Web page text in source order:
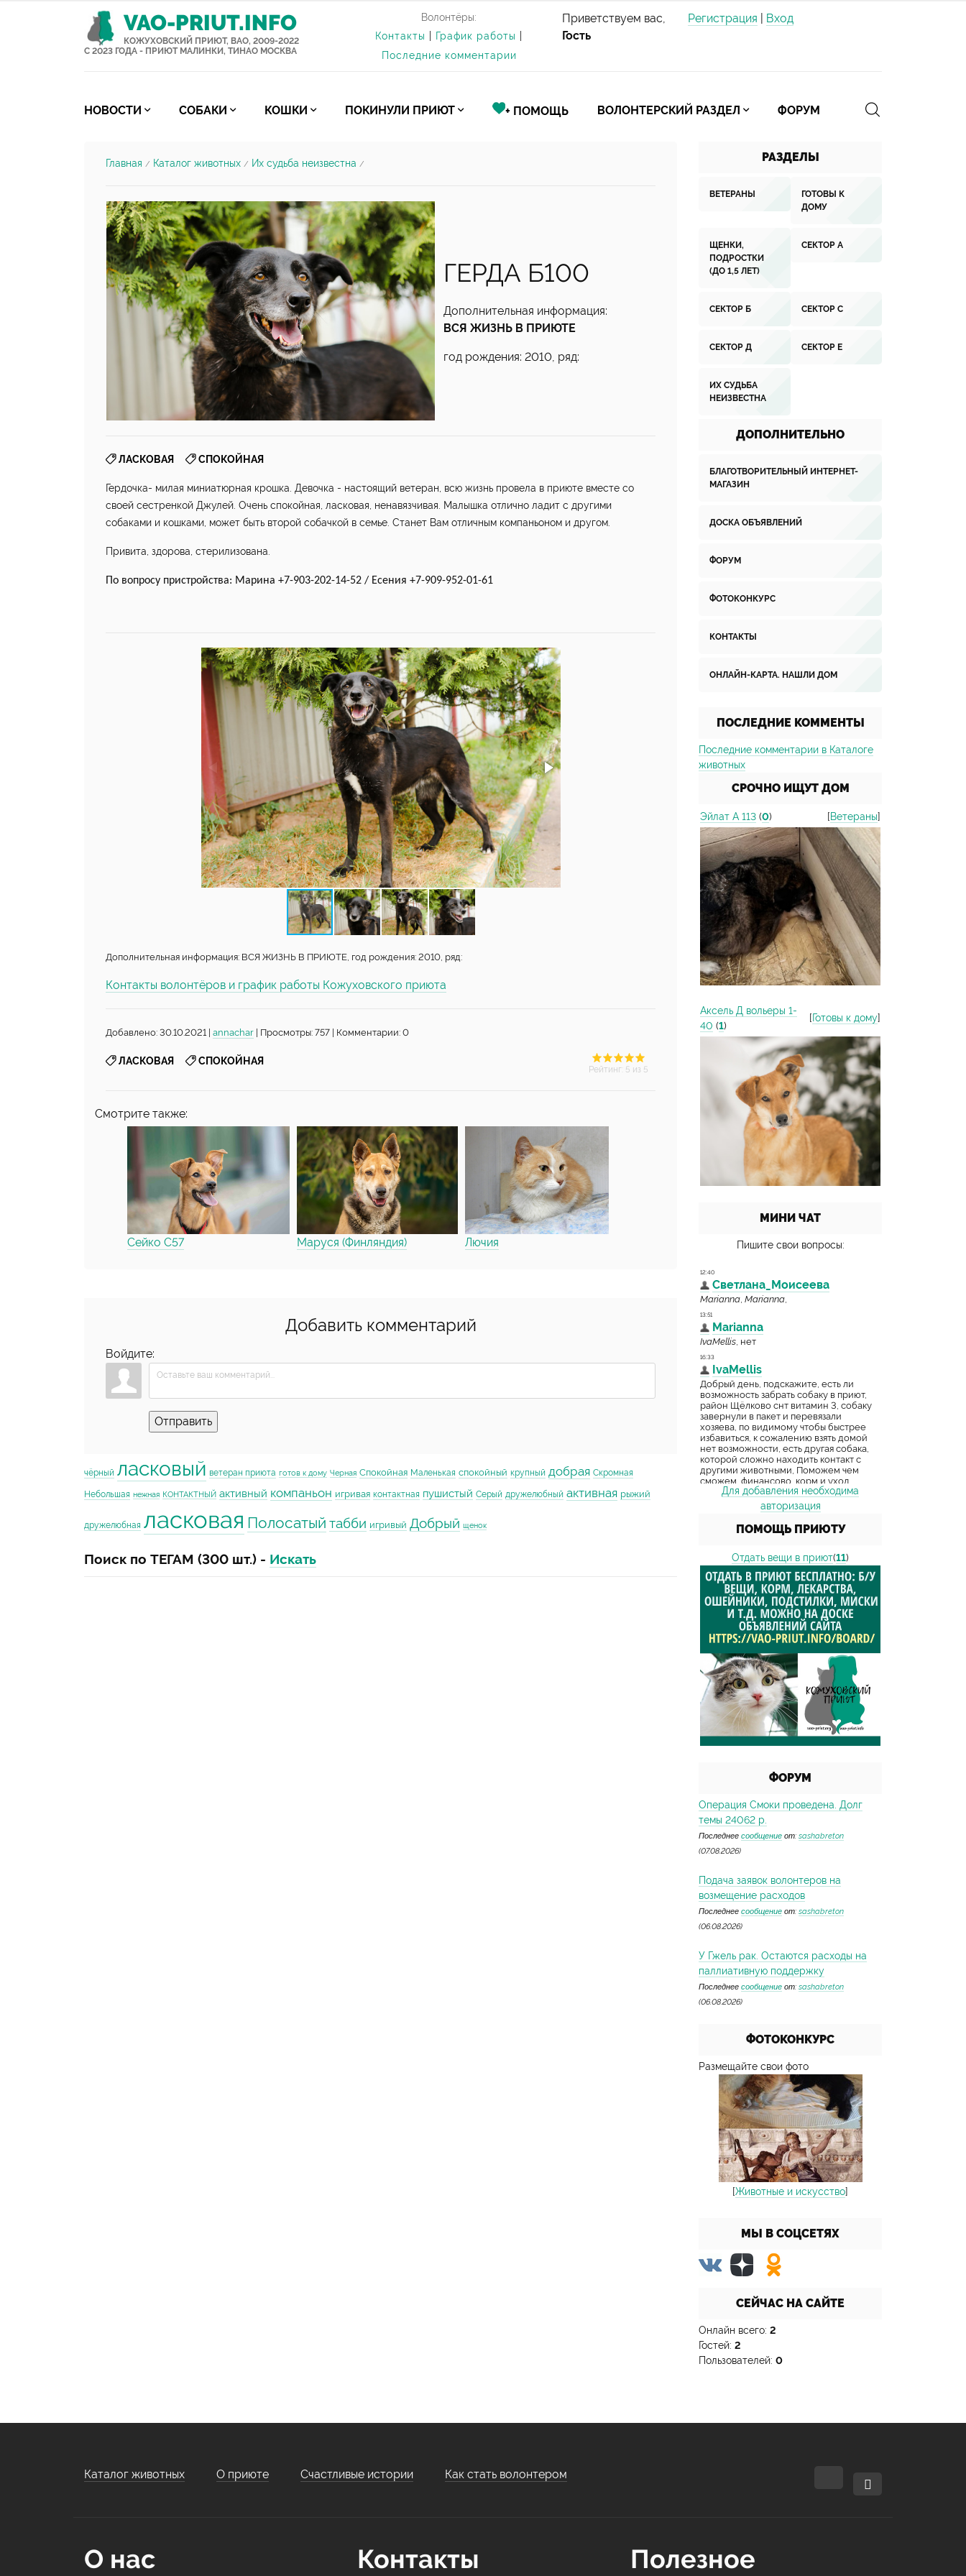
VAO-PRIUT.INFO
КОЖУХОВСКИЙ ПРИЮТ, ВАО, 2009-2022
С 2023 ГОДА - ПРИЮТ МАЛИНКИ, ТИНАО МОСКВА
Волонтёры:
Контакты
График работы
Последние комментарии
Приветствуем вас,
Гость
Регистрация Вход
НОВОСТИ СОБАКИ КОШКИ ПОКИНУЛИ ПРИЮТ + ПОМОЩЬ ВОЛОНТЕРСКИЙ РАЗДЕЛ ФОРУМ
Главная / Каталог животных / Их судьба неизвестна /
ГЕРДА Б100
Дополнительная информация:
ВСЯ ЖИЗНЬ В ПРИЮТЕ
год рождения: 2010, ряд:
ЛАСКОВАЯ СПОКОЙНАЯ
Гердочка- милая миниатюрная крошка. Девочка - настоящий ветеран, всю жизнь провела в приюте вместе со
своей сестренкой Джулей. Очень спокойная, ласковая, ненавязчивая. Малышка отлично ладит с другими
собаками и кошками, может быть второй собачкой в семье. Станет Вам отличным компаньоном и другом.
Привита, здорова, стерилизована.
По вопросу пристройства: Марина +7-903-202-14-52 / Есения +7-909-952-01-61
Дополнительная информация: ВСЯ ЖИЗНЬ В ПРИЮТЕ, год рождения: 2010, ряд:
Контакты волонтёров и график работы Кожуховского приюта
Добавлено: 30.10.2021 | annachar | Просмотры: 757 | Комментарии: 0
ЛАСКОВАЯ СПОКОЙНАЯ
Рейтинг 5 из 5
Смотрите также:
Сейко С57 Маруся (Финляндия) Лючия
Добавить комментарий
Войдите:
Отправить
чёрный ласковый ветеран приюта готов к дому Черная Спокойная Маленькая спокойный крупный добрая Скромная
Небольшая нежная КОНТАКТНЫЙ активный компаньон игривая контактная пушистый Серый дружелюбный активная рыжий
дружелюбная ласковая Полосатый табби игривый Добрый щенок
Поиск по ТЕГАМ (300 шт.) - Искать
РАЗДЕЛЫ
ВЕТЕРАНЫ
ГОТОВЫ К
ДОМУ
ЩЕНКИ,
ПОДРОСТКИ
(ДО 1,5 ЛЕТ)
СЕКТОР А
СЕКТОР Б СЕКТОР С
СЕКТОР Д СЕКТОР Е
ИХ СУДЬБА
НЕИЗВЕСТНА
ДОПОЛНИТЕЛЬНО
БЛАГОТВОРИТЕЛЬНЫЙ ИНТЕРНЕТ-
МАГАЗИН
ДОСКА ОБЪЯВЛЕНИЙ
ФОРУМ
ФОТОКОНКУРС
КОНТАКТЫ
ОНЛАЙН-КАРТА. НАШЛИ ДОМ
ПОСЛЕДНИЕ КОММЕНТЫ
Последние комментарии в Каталоге
животных
СРОЧНО ИЩУТ ДОМ
Эйлат А 113 (0) [Ветераны]
Аксель Д вольеры 1-
40 (1)
[Готовы к дому]
МИНИ ЧАТ
Пишите свои вопросы:
Для добавления необходима
авторизация
ПОМОЩЬ ПРИЮТУ
Отдать вещи в приют(11)
ФОРУМ
Операция Смоки проведена. Долг
темы 24062 р.
Последнее сообщение от: sashabreton
(07.08.2026)
Подача заявок волонтеров на
возмещение расходов
Последнее сообщение от: sashabreton
(06.08.2026)
У Гжель рак. Остаются расходы на
паллиативную поддержку
Последнее сообщение от: sashabreton
(06.08.2026)
ФОТОКОНКУРС
Размещайте свои фото
[Животные и искусство]
МЫ В СОЦСЕТЯХ
СЕЙЧАС НА САЙТЕ
Онлайн всего: 2
Гостей: 2
Пользователей: 0
Каталог животных О приюте Счастливые истории Как стать волонтером
О нас Контакты Полезное